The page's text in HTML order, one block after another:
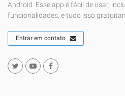
Android. Esse app é fácil de usar,
funcionalidades, e tudo isso
Entrar em contato